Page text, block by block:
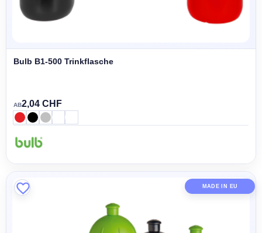
Bulb B1-500 Trinkflasche
AB2,04 CHF
MADE IN EU